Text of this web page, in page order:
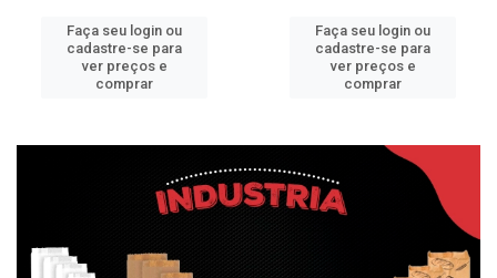
Faça seu login ou
cadastre-se para
ver preços e
comprar
Faça seu login ou
cadastre-se para
ver preços e
comprar